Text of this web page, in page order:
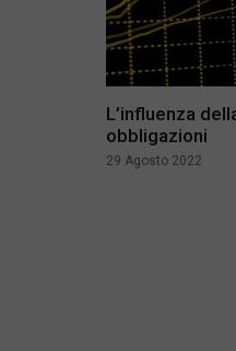
L’influenza
obbligazioni
29 Agosto 2022